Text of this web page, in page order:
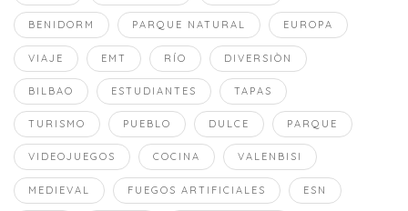
BENIDORM PARQUE NATURAL EUROPA
VIAJE EMT RÍO DIVERSIÒN
BILBAO ESTUDIANTES TAPAS
TURISMO PUEBLO DULCE PARQUE
VIDEOJUEGOS COCINA VALENBISI
MEDIEVAL FUEGOS ARTIFICIALES ESN